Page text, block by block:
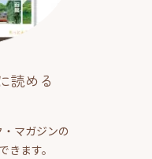
読める
マガジンの
きます。